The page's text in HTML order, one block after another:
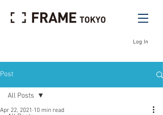
Log In
Post
All Posts
Apr 22, 2021 10 min read